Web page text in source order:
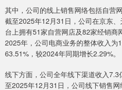
其中，公司的线上销售网络包括自营
截至2025年12月31日，公司在京东
台上拥有51家自营网店及82家经销商
2025年，公司电商业务的整体收入为
63.51%，较2024年同期增长2.29%。
线下方面，公司全年线下渠道收入
至2025年12月31日，公司线下销售